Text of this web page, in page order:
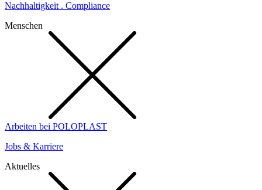
Nachhaltigkeit . Compliance
Menschen
Arbeiten bei POLOPLAST
Jobs & Karriere
Aktuelles